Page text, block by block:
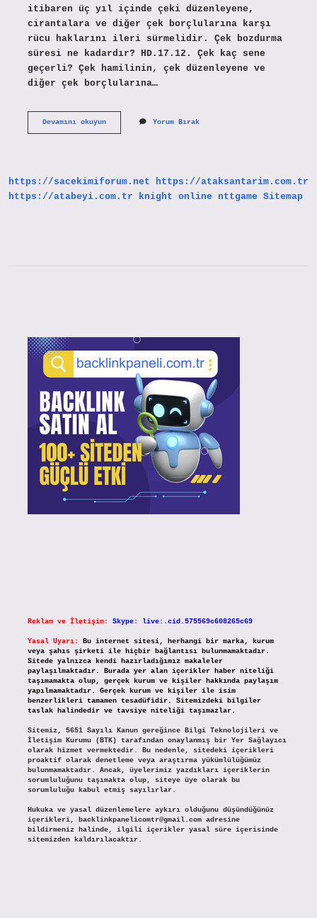
itibaren üç yıl içinde çeki düzenleyene,
cirantalara ve diğer çek borçlularına karşı
rücu haklarını ileri sürmelidir. Çek bozdurma
süresi ne kadardır? HD.17.12. Çek kaç sene
geçerli? Çek hamilinin, çek düzenleyene ve
diğer çek borçlularına…
Devamını okuyunÇek
Yorum Bırak
https://sacekimiforum.net
https://ataksantarim.com.tr
https://atabeyi.com.tr
knight online nttgame Sitemap
Reklam ve İletişim: Skype: live:.cid.575569c608265c69
Yasal Uyarı:
Bu internet sitesi, herhangi bir marka, kurum
veya şahıs şirketi ile hiçbir bağlantısı bulunmamaktadır.
Sitede yalnızca kendi hazırladığımız makaleler
paylaşılmaktadır. Burada yer alan içerikler haber niteliği
taşımamakta olup, gerçek kurum ve kişiler hakkında paylaşım
yapılmamaktadır. Gerçek kurum ve kişiler ile isim
benzerlikleri tamamen tesadüfidir. Sitemizdeki bilgiler
taslak halindedir ve tavsiye niteliği taşımazlar.
Sitemiz, 5651 Sayılı Kanun gereğince Bilgi Teknolojileri ve
İletişim Kurumu (BTK) tarafından onaylanmış bir Yer Sağlayıcı
olarak hizmet vermektedir. Bu nedenle, sitedeki içerikleri
proaktif olarak denetleme veya araştırma yükümlülüğümüz
bulunmamaktadır. Ancak, üyelerimiz yazdıkları içeriklerin
sorumluluğunu taşımakta olup, siteye üye olarak bu
sorumluluğu kabul etmiş sayılırlar.
Hukuka ve yasal düzenlemelere aykırı olduğunu düşündüğünüz
içerikleri,
backlinkpanelicomtr@gmail.comadresine
bildirmeniz halinde, ilgili içerikler yasal süre içerisinde
sitemizden kaldırılacaktır.